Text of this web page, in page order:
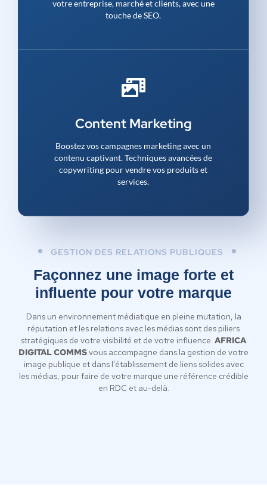
votre entreprise, marché et clients, avec une
touche de SEO.
Content Marketing
Boostez vos campagnes marketing avec un
contenu captivant. Techniques avancées de
copywriting pour vendre vos produits et
services.
GESTION DES RELATIONS PUBLIQUES
Façonnez une image forte et
influente pour votre marque
Dans un environnement médiatique en pleine mutation, la
réputation et les relations avec les médias sont des piliers
stratégiques de votre visibilité et de votre influence. AFRICA
DIGITAL COMMSvous accompagne dans la gestion de votre
image publique et dans l’établissement de liens solides avec
les médias, pour faire de votre marque une référence crédible
en RDC et au-delà.